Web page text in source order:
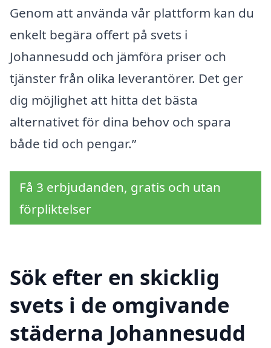
Genom att använda vår plattform kan du
enkelt begära offert på svets i
Johannesudd och jämföra priser och
tjänster från olika leverantörer. Det ger
dig möjlighet att hitta det bästa
alternativet för dina behov och spara
både tid och pengar.”
Få 3 erbjudanden, gratis och utan
förpliktelser
Sök efter en skicklig
svets i de omgivande
städerna Johannesudd